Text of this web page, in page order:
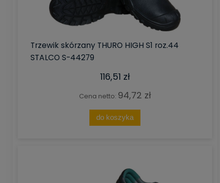
Trzewik skórzany THURO HIGH S1 roz.44
STALCO S-44279
116,51 zł
Cena netto: 94,72 zł
do koszyka